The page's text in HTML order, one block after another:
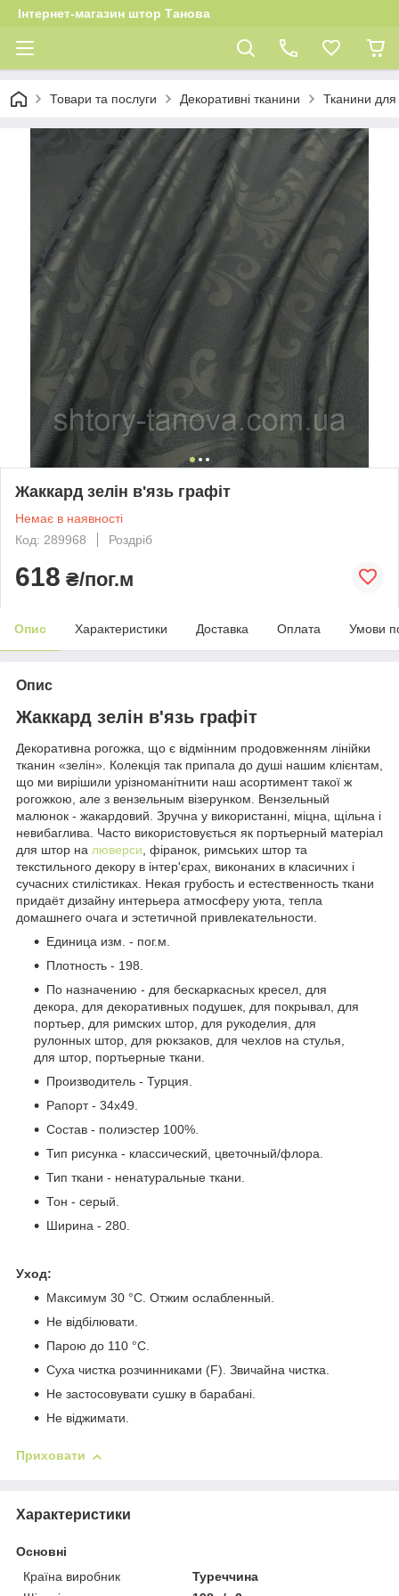
Інтернет-магазин штор Танова
Товари та послуги Декоративні тканини Тканини для
Жаккард зелін в'язь графіт
Немає в наявності
Код: 289968
Роздріб
618 ₴/пог.м
Опис Характеристики Доставка Оплата Умови
Опис
Жаккард зелін в'язь графіт
Декоративна рогожка, що є відмінним продовженням лінійки
тканин «зелін». Колекція так припала до душі нашим клієнтам,
що ми вирішили урізноманітнити наш асортимент такої ж
рогожкою, але з вензельным візерунком. Вензельный
малюнок - жакардовий. Зручна у використанні, міцна, щільна і
невибаглива. Часто використовується як портьерный матеріал
для штор на люверси, фіранок, римських штор та
текстильного декору в інтер'єрах, виконаних в класичних і
сучасних стилістиках. Некая грубость и естественность ткани
придаёт дизайну интерьера атмосферу уюта, тепла
домашнего очага и эстетичной привлекательности.
Единица изм. - пог.м.
Плотность - 198.
По назначению - для бескаркасных кресел, для
декора, для декоративных подушек, для покрывал, для
портьер, для римских штор, для рукоделия, для
рулонных штор, для рюкзаков, для чехлов на стулья,
для штор, портьерные ткани.
Производитель - Турция.
Рапорт - 34х49.
Состав - полиэстер 100%.
Тип рисунка - классический, цветочный/флора.
Тип ткани - ненатуральные ткани.
Тон - серый.
Ширина - 280.
Уход:
Максимум 30 °C. Отжим ослабленный.
Не відбілювати.
Парою до 110 °C.
Суха чистка розчинниками (F). Звичайна чистка.
Не застосовувати сушку в барабані.
Не віджимати.
Приховати
Характеристики
Основні
Країна виробник
Туреччина